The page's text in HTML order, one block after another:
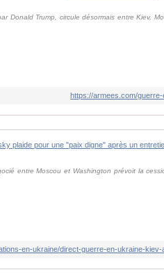
Donald Trump, circule désormais entre Kiev,
https://armees.com/
entre Moscou et Washington prévoit la